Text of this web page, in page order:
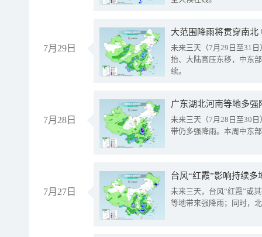
7月29日
大范围降雨将贯穿南
未来三天（7月29日至31
抬、大陆高压东移，中东
续。
7月28日
广东湖北河南等地多
未来三天（7月28日至30
带仍多强降雨。本周中东
7月27日
台风“红霞”影响持续
未来三天，台风“红霞”或
等地带来强降雨；同时，